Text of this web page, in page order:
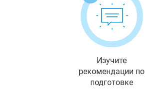
Изучите
рекомендации по
подготовке